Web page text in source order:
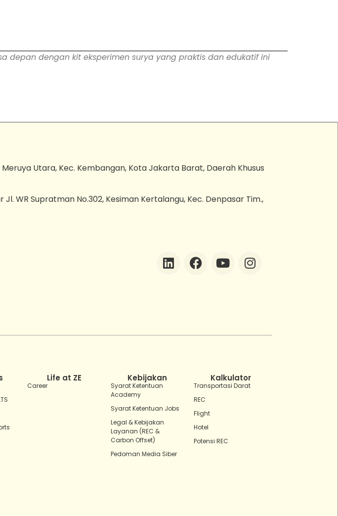
depan dengan kit eksperimen surya yang praktis dan edukatif ini
Meruya Utara, Kec. Kembangan, Kota Jakarta Barat, Daerah Khusus
WR Supratman No.302, Kesiman Kertalangu, Kec. Denpasar Tim.,
Life at ZE
Career
Kebijakan
Syarat Ketentuan
Academy
Syarat Ketentuan Jobs
Legal & Kebijakan
Layanan (REC &
Carbon Offset)
Pedoman Media Siber
Kalkulator
Transportasi Darat
REC
Flight
Hotel
Potensi REC